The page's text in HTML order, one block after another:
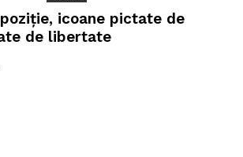
icoane pictate de
de libertate